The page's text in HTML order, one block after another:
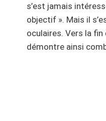
s’est jamais
objectif ». Mais il
oculaires. Vers la
démontre ainsi